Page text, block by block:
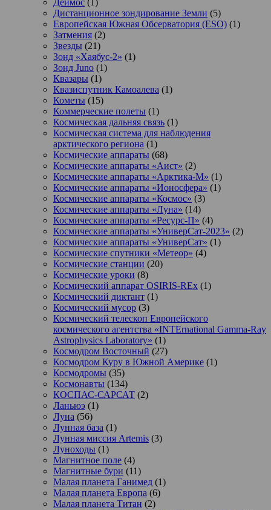
Дистанционное зондирование Земли (5)
Европейская Южная Обсерватория (ESO) (1)
Затмения (2)
Звезды (21)
Зонд «Хаябус-2» (1)
Зонд Juno (1)
Квазары (1)
Квазиспутник Камоалева (1)
Кометы (15)
Коммерческие полеты (1)
Космическая дальняя связь (1)
Космическая система для наблюдения
арктического региона (1)
Космические аппараты (68)
Космические аппараты «Аист» (2)
Космические аппараты «Арктика-М» (1)
Космические аппараты «Ионосфера» (1)
Космические аппараты «Космос» (3)
Космические аппараты «Луна» (14)
Космические аппараты «Ресурс-П» (4)
Космические аппараты «УниверСат-2023» (2)
Космические аппараты «УниверСат» (1)
Космические спутники «Метеор» (4)
Космические станции (20)
Космические уроки (8)
Космический аппарат OSIRIS-REx (1)
Космический диктант (1)
Космический мусор (3)
Космический телескоп Европейского
космического агентства «INTErnational Gamma-Ray
Astrophysics Laboratory» (1)
Космодром Восточный (27)
Космодром Куру в Южной Америке (1)
Космодромы (35)
Космонавты (134)
КОСПАС-САРСАТ (2)
Ланьюэ (1)
Луна (56)
Лунная база (1)
Лунная миссия Artemis (3)
Луноходы (1)
Магнитное поле (4)
Магнитные бури (11)
Малая планета Ганимед (1)
Малая планета Европа (6)
Малая планета Титан (2)